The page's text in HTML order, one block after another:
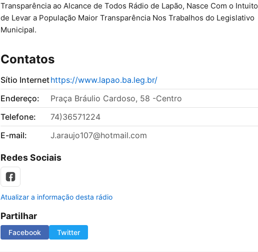
Transparência ao Alcance de Todos Rádio de Lapão, Nasce Com o Intuito
de Levar a População Maior Transparência Nos Trabalhos do Legislativo
Municipal.
Contatos
Sítio Internethttps://www.lapao.ba.leg.br/
Endereço:
Praça Bráulio Cardoso, 58 -Centro
Telefone:
74)36571224
E-mail:
J.araujo107@hotmail.com
Redes Sociais
Atualizar a informação desta rádio
Partilhar
Facebook Twitter